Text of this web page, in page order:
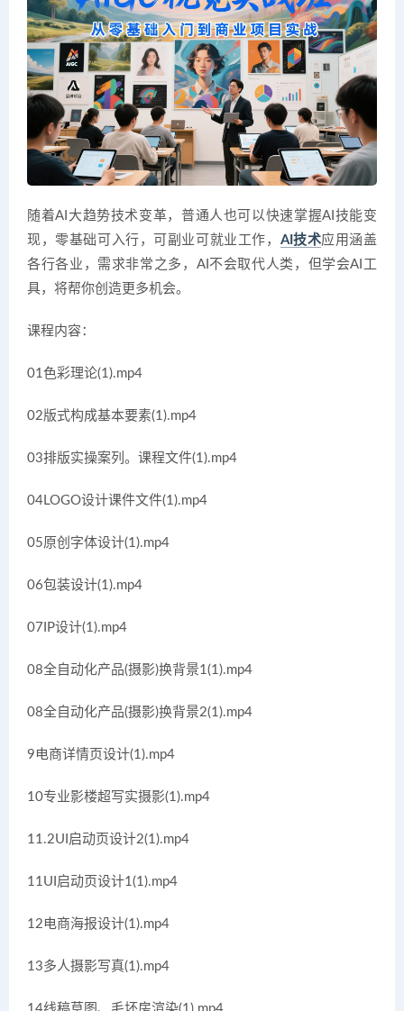
随着AI大趋势技术变革，普通人也可以快速掌握AI技能变
现，零基础可入行，可副业可就业工作， AI技术应用涵盖
各行各业，需求非常之多，AI不会取代人类，但学会AI工
具，将帮你创造更多机会。
课程内容：
01色彩理论(1).mp4
02版式构成基本要素(1).mp4
03排版实操案列。课程文件(1).mp4
04LOGO设计课件文件(1).mp4
05原创字体设计(1).mp4
06包装设计(1).mp4
07IP设计(1).mp4
08全自动化产品(摄影)换背景1(1).mp4
08全自动化产品(摄影)换背景2(1).mp4
9电商详情页设计(1).mp4
10专业影楼超写实摄影(1).mp4
11.2UI启动页设计2(1).mp4
11UI启动页设计1(1).mp4
12电商海报设计(1).mp4
13多人摄影写真(1).mp4